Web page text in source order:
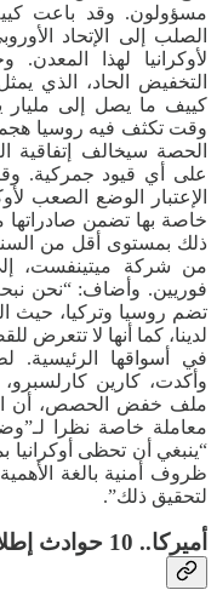
الصلب إلى الإتحاد
لأوكرانيا لهذا
كييف ما يصل إلى مليار
وقت تكثف فيه روسيا
الحصة سيخالف إتفاقية
على أي قيود جمركية.
الإعتبار الوضع الصعب
خاصة بها تضمن صادراتها
ذلك بمستوى أقل من
من شركة ميتينفست،
فوريين. وأضاف: “نحن
تضم روسيا وتركيا، حيث
لدينا، كما أنها لا تتعرض
في أسواقها الرئيسية.
وأكدت، كارين
ملف خفض الحصص، أن
معاملة خاصة نظرا
“ينبغي أن تحظى
ظروف أمنية بالغة
لتحقيق ذلك”.
أميركا.. 10 حوادث إطلاق نار تهز مدينة أوستن